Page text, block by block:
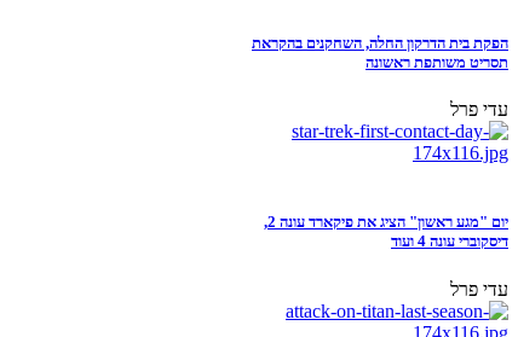
הפקת בית הדרקון החלה, השחקנים בהקראת
תסריט משותפת ראשונה
עדי פרל
יום "מגע ראשון" הציג את פיקארד עונה 2,
דיסקוברי עונה 4 ועוד
עדי פרל